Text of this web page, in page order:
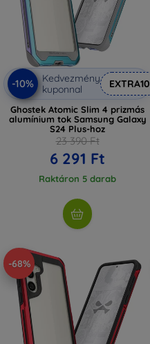
-10%
Kedvezmény
kuponnal
EXTRA10
Ghostek Atomic Slim 4 prizmás
alumínium tok Samsung Galaxy
S24 Plus-hoz
23 390 Ft
6 291 Ft
Raktáron 5 darab
-68%